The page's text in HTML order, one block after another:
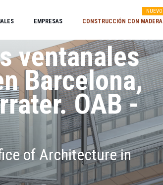
EMPRESAS CONSTRUCCIÓN CON MADERA
NUEVO
ventanales
Barcelona,
OAB -
of Architecture in